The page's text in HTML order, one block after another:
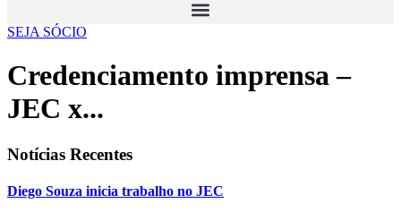
SEJA SÓCIO
Credenciamento imprensa –
JEC x...
Notícias Recentes
Diego Souza inicia trabalho no JEC